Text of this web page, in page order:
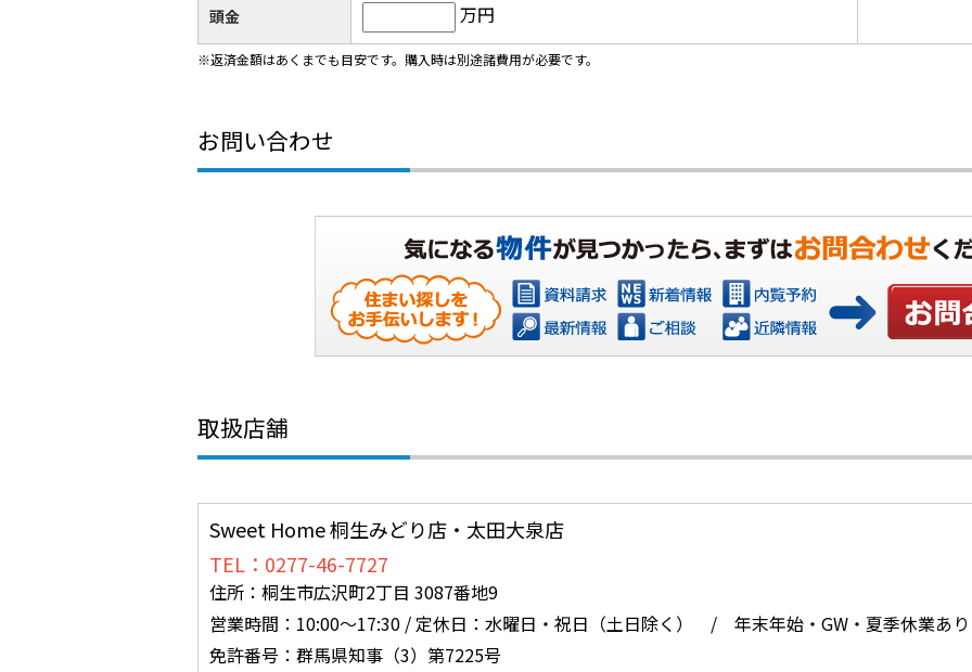
頭金 万円
※返済金額はあくまでも目安です。購入時は別途諸費用が必要です。
お問い合わせ
お問い合
取扱店舗
Sweet Home 桐生みどり店・太田大泉店
TEL：0277-46-7727
住所：桐生市広沢町2丁目 3087番地9
営業時間：10:00～17:30 / 定休日：水曜日・祝日（土日除く） / 年末年始・GW・夏季休業あり
免許番号：群馬県知事（3）第7225号